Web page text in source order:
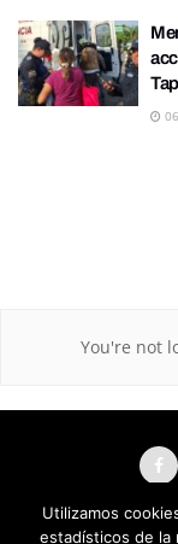
You're not
Utilizamos
estadísticos de la